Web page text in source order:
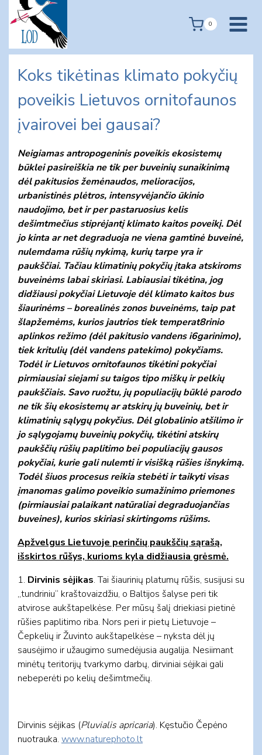
content
0
Koks tikėtinas klimato pokyčių
poveikis Lietuvos ornitofaunos
įvairovei bei gausai?
Neigiamas antropogeninis poveikis ekosistemų
būklei pasireiškia ne tik per buveinių sunaikinimą
dėl pakitusios žemėnaudos, melioracijos,
urbanistinės plėtros, intensyvėjančio ūkinio
naudojimo, bet ir per pastaruosius kelis
dešimtmečius stiprėjantį klimato kaitos poveikį. Dėl
jo kinta ar net degraduoja ne viena gamtinė buveinė,
nulemdama rūšių nykimą, kurių tarpe yra ir
paukščiai. Tačiau klimatinių pokyčių įtaka atskiroms
buveinėms labai skiriasi. Labiausiai tikėtina, jog
didžiausi pokyčiai Lietuvoje dėl klimato kaitos bus
šiaurinėms – borealinės zonos buveinėms, taip pat
šlapžemėms, kurios jautrios tiek temperat8rinio
aplinkos režimo (dėl pakitusio vandens i6garinimo),
tiek kritulių (dėl vandens patekimo) pokyčiams.
Todėl ir Lietuvos ornitofaunos tikėtini pokyčiai
pirmiausiai siejami su taigos tipo miškų ir pelkių
paukščiais. Savo ruožtu, jų populiacijų būklė parodo
ne tik šių ekosistemų ar atskirų jų buveinių, bet ir
klimatinių sąlygų pokyčius. Dėl globalinio atšilimo ir
jo sąlygojamų buveinių pokyčių, tikėtini atskirų
paukščių rūšių paplitimo bei populiacijų gausos
pokyčiai, kurie gali nulemti ir visišką rūšies išnykimą.
Todėl šiuos procesus reikia stebėti ir taikyti visas
įmanomas galimo poveikio sumažinimo priemones
(pirmiausiai palaikant natūraliai degraduojančias
buveines), kurios skiriasi skirtingoms rūšims.
Apžvelgus Lietuvoje perinčių paukščių sąrašą,
išskirtos rūšys, kurioms kyla didžiausia grėsmė.
1. Dirvinis sėjikas. Tai šiaurinių platumų rūšis, susijusi su
„tundriniu“ kraštovaizdžiu, o Baltijos šalyse peri tik
atvirose aukštapelkėse. Per mūsų šalį driekiasi pietinė
rūšies paplitimo riba. Nors peri ir pietų Lietuvoje –
Čepkelių ir Žuvinto aukštapelkėse – nyksta dėl jų
sausėjimo ir užaugimo sumedėjusia augalija. Nesiimant
minėtų teritorijų tvarkymo darbų, dirviniai sėjikai gali
nebeperėti po kelių dešimtmečių.
Dirvinis sėjikas (Pluvialis apricaria). Kęstučio Čepėno
nuotrauka. www.naturephoto.lt